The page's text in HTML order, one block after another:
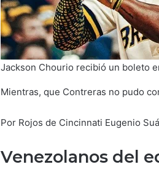
Jackson Chourio recibió un boleto
Mientras, que Contreras no pudo
Por Rojos de Cincinnati Eugenio
Venezolanos del